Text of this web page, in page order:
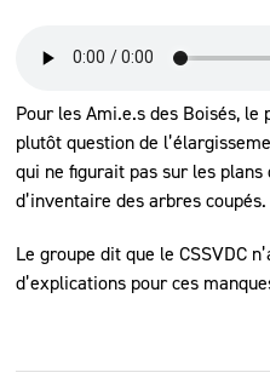
Pour les Ami.e.s des Boisés,
plutôt question de
qui ne figurait pas sur les plans
d’inventaire des arbres coupés.
Le groupe dit que le CSSVDC
d’explications pour ces